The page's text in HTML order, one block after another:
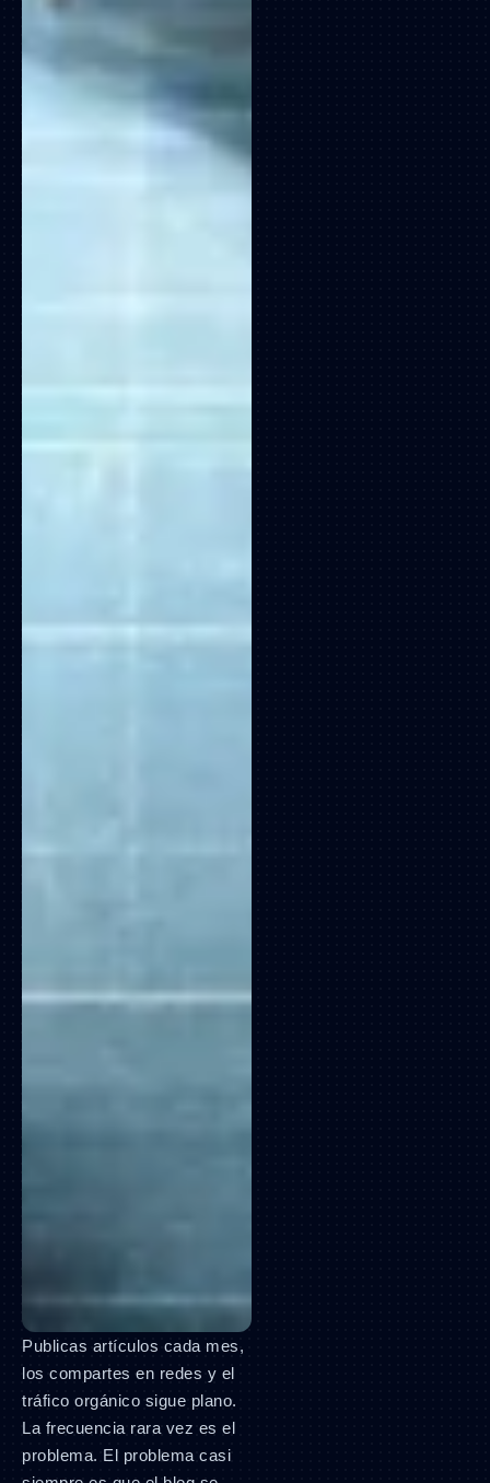
Publicas artículos cada mes,
los compartes en redes y el
tráfico orgánico sigue plano.
La frecuencia rara vez es el
problema. El problema casi